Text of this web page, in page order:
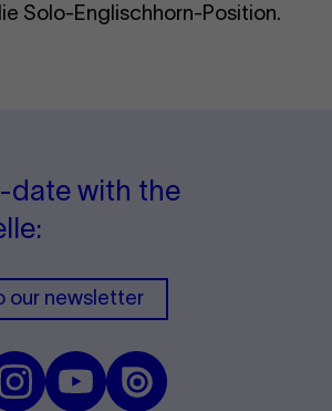
Solo-Englischhorn-Position.
date with the
our newsletter
YoutubeIssuu